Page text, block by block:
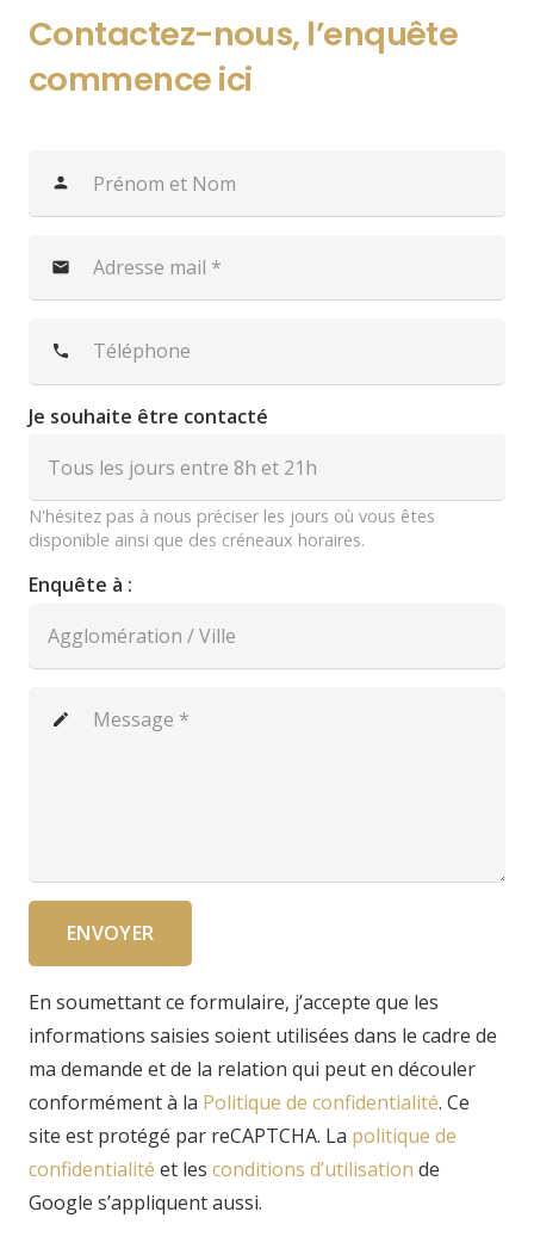
Contactez-nous, l’enquête
commence ici
person
mail
phone
Je souhaite être contacté
N'hésitez pas à nous préciser les jours où vous êtes
disponible ainsi que des créneaux horaires.
Enquête à :
create
ENVOYER
En soumettant ce formulaire, j’accepte que les
informations saisies soient utilisées dans le cadre de
ma demande et de la relation qui peut en découler
conformément à la Politique de confidentialité. Ce
site est protégé par reCAPTCHA. La politique de
confidentialité et les conditions d’utilisation de
Google s’appliquent aussi.